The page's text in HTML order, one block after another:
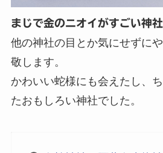
まじで金のニオイがすごい神社
他の神社の目とか気にせずに
敬します。
かわいい蛇様にも会えたし、
たおもしろい神社でした。